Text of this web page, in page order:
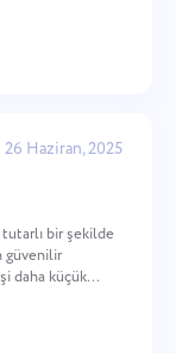
26 Haziran, 2025
bir şekilde
güvenilir
daha küçük